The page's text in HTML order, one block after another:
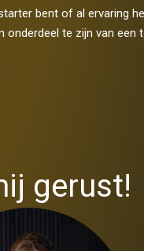
bent of al ervaring
onderdeel te zijn van een
gerust!